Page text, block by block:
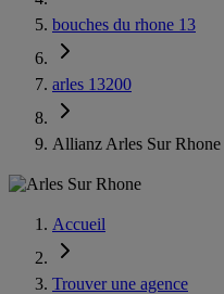
bouches du rhone 13
arles 13200
Allianz Arles Sur
Accueil
Trouver une agence